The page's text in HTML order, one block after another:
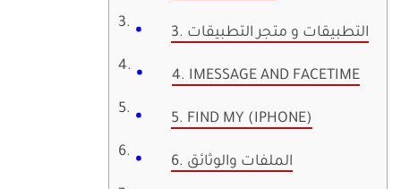
3. التطبيقات و متجر التطبيقات
4. IMESSAGE AND FACETIME
5. FIND MY (IPHONE)
6. الملفات والوثائق